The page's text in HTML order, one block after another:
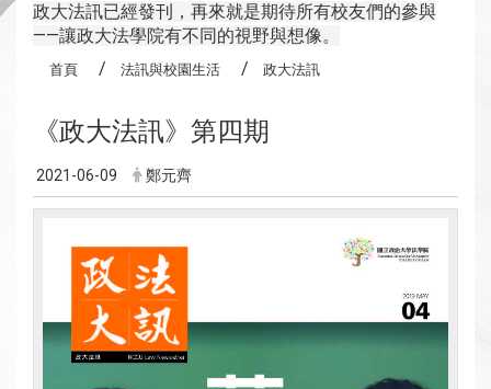
政大法訊已經發刊，再來就是期待所有校友們的參與
——讓政大法學院有不同的視野與想像。
首頁 法訊與校園生活 政大法訊
《政大法訊》第四期
2021-06-09 鄭元齊